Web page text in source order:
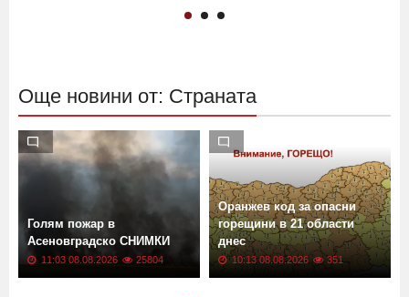
Още новини от: Страната
Голям пожар в
Асеновградско СНИМКИ
11:03 08.08.2026 25804
Оранжев код за опасни
горещини в 21 области
днес
10:13 08.08.2026 351